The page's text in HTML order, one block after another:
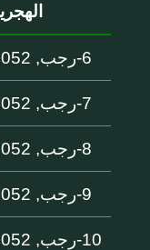
6-رجب, 1052
7-رجب, 1052
8-رجب, 1052
9-رجب, 1052
10-رجب, 1052